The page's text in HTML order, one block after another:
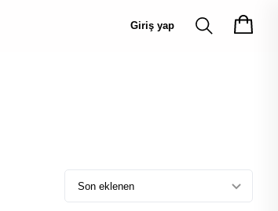
Giriş yap
Son eklenen